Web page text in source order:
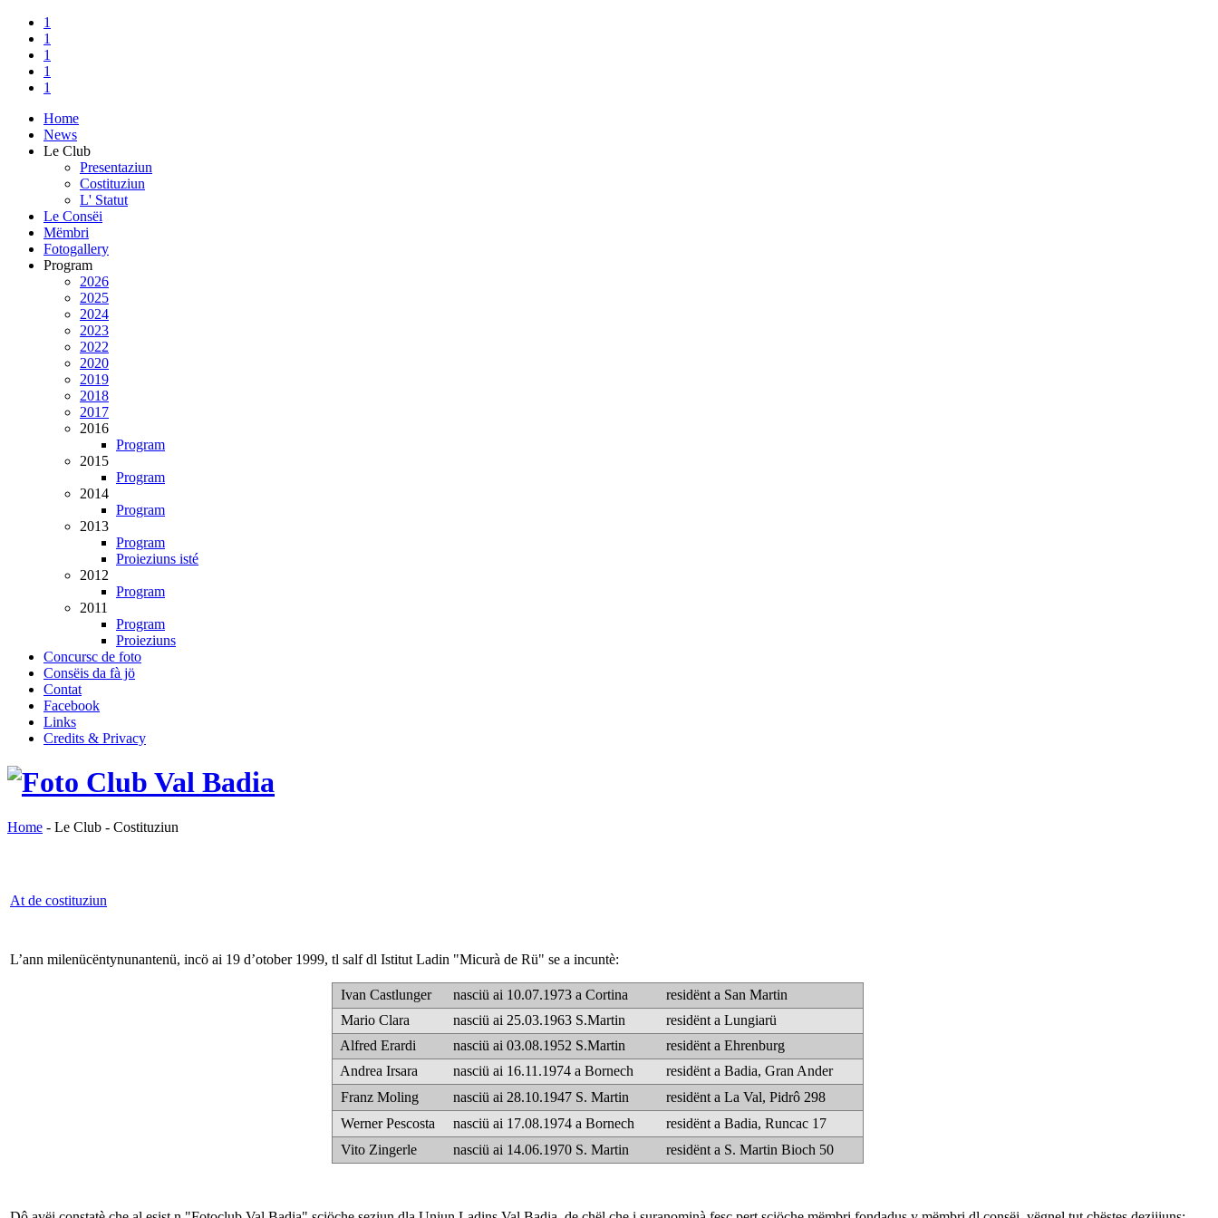
1
1
1
1
1
Home
News
Le Club
Presentaziun
Costituziun
L' Statut
Le Consëi
Mëmbri
Fotogallery
Program
2026
2025
2024
2023
2022
2020
2019
2018
2017
2016
Program
2015
Program
2014
Program
2013
Program
Proieziuns isté
2012
Program
2011
Program
Proieziuns
Concursc de foto
Consëis da fà jö
Contat
Facebook
Links
Credits & Privacy
Home - Le Club - Costituziun
At de costituziun
L’ann milenücëntynunantenü, incö ai 19 d’otober 1999, tl salf dl Istitut Ladin "Micurà de Rü" se a incuntè:
Ivan Castlunger nasciü ai 10.07.1973 a Cortina
residënt a San Martin
Mario Clara
nasciü ai 25.03.1963 S.Martin
residënt a Lungiarü
Alfred Erardi
nasciü ai 03.08.1952 S.Martin
residënt a Ehrenburg
Andrea Irsara
nasciü ai 16.11.1974 a Bornech
residënt a Badia, Gran Ander
Franz Moling
nasciü ai 28.10.1947 S. Martin
residënt a La Val, Pidrô 298
Werner Pescosta
nasciü ai 17.08.1974 a Bornech
residënt a Badia, Runcac 17
Vito Zingerle
nasciü ai 14.06.1970 S. Martin residënt a S. Martin Bioch 50